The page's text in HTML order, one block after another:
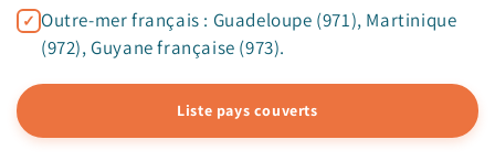
Outre-mer français : Guadeloupe (971), Martinique
(972), Guyane française (973).
Liste pays couverts